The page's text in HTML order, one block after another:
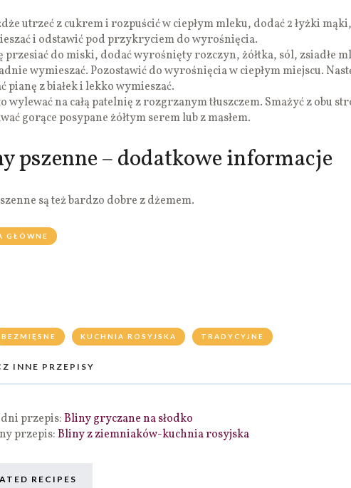
utrzeć z cukrem i rozpuścić w ciepłym mleku, dodać 2 łyżki mąki,
i odstawić pod przykryciem do wyrośnięcia.
przesiać do miski, dodać wyrośnięty rozczyn, żółtka, sól, zsiadłe
wymieszać. Pozostawić do wyrośnięcia w ciepłym miejscu.
pianę z białek i lekko wymieszać.
wylewać na całą patelnię z rozgrzanym tłuszczem. Smażyć z obu
gorące posypane żółtym serem lub z masłem.
pszenne – dodatkowe informacje
są też bardzo dobre z dżemem.
GŁÓWNE
BEZMIĘSNE KUCHNIA ROSYJSKA TRADYCYJNE
INNE PRZEPISY
przepis:Bliny gryczane na słodko
przepis:Bliny z ziemniaków-kuchnia rosyjska
RECIPES